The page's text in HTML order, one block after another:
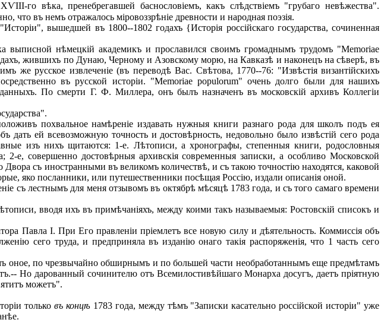
го вѣка, пренебрегавшей баснословіемъ, какъ слѣдствіемъ "грубаго невѣжества".
что въ немъ отражалось міровоззрѣніе древности и народная поэзія.
вышедшей въ 1800--1802 годахъ {Исторія россійскаго государства, сочиненная
нѣмецкій академикъ и прославился своимъ громаднымъ трудомъ "Memoriae
жившихъ по Дунаю, Черному и Азовскому морю, на Кавказѣ и наконецъ на сѣверѣ, въ
русское извлеченіе (въ переводѣ Bac. Свѣтова, 1770--76: "Извѣстія византійскихъ
въ русской исторіи. "Memoriae populorum" очень долго были для нашихъ
По смерти Г. Ф. Миллера, онъ былъ назначенъ въ московскій архивъ Коллегіи
похвальное намѣреніе издавать нужныя книги разнаго рода для школъ подъ ея
дать ей всевозможную точность и достовѣрность, недовольно было извѣстій сего рода
изъ нихъ щитаются: 1-е. Лѣтописи, а хронографы, степенныя книги, родословныя
е, совершенно достовѣрныя архивскія современныя записки, а особливо Московской
съ иностранными въ великомъ количествѣ, и съ такою точностію находятся, каковой
яко посланники, или путешественники посѣщая Россію, издали описанія оной.
съ лестнымъ для меня отзывомъ въ октябрѣ мѣсяцѣ 1783 года, и съ того самаго времени
вводя ихъ въ примѣчаніяхъ, между коими такъ называемыя: Ростовскій списокъ и
Павла I. При Его правленіи пріемлетъ все новую силу и дѣятельность. Коммиссія объ
сего труда, и предприняла въ изданію онаго такія распоряженія, что 1 часть сего
оное, по чрезвычайно обширнымъ и по большей части необработаннымъ еще предмѣтамъ
Но дарованный сочинителю отъ Всемилостивѣйшаго Монарха досугъ, даетъ пріятную
можетъ".
тольковъ концѣ 1783 года, между тѣмъ "Записки касательно россійской исторіи" уже